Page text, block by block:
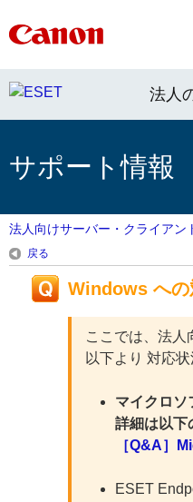
法人
サポート情報
法人向けサーバー・クライアン
戻る
Windows への
ここでは、法人
以下より 対応
マイクロソ
詳細は以下
［Q&A］
ESET